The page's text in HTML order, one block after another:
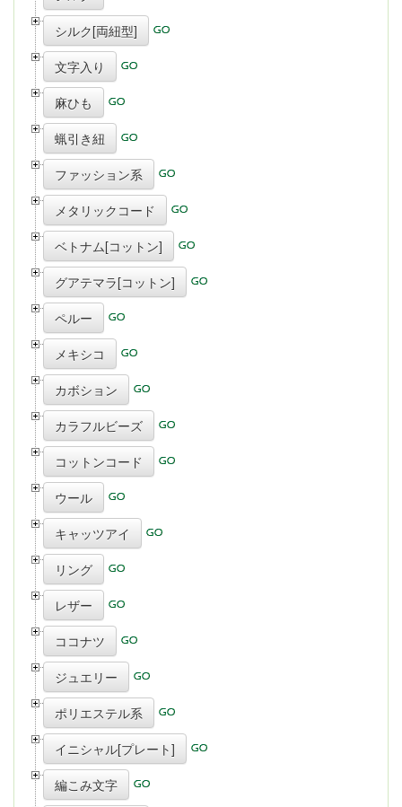
シルク[両紐型]
文字入り
麻ひも
蝋引き紐
ファッション系
メタリックコード
ベトナム[コットン]
グアテマラ[コットン]
ペルー
メキシコ
カボション
カラフルビーズ
コットンコード
ウール
キャッツアイ
リング
レザー
ココナツ
ジュエリー
ポリエステル系
イニシャル[プレート]
編こみ文字